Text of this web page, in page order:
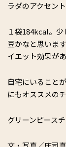
ラダのアクセン
１袋184kcal。
豆かなと思いま
イエット効果が
自宅にいること
にもオススメの
グリーンピース